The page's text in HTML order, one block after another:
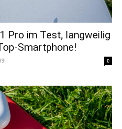
Pro im Test, langweilig
Smartphone!
0